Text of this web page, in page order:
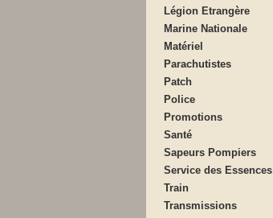
Légion Etrangère
Marine Nationale
Matériel
Parachutistes
Patch
Police
Promotions
Santé
Sapeurs Pompiers
Service des Essences
Train
Transmissions